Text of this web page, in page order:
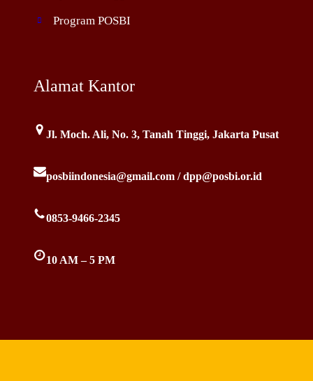
Program POSBI
Alamat Kantor
Jl. Moch. Ali, No. 3, Tanah Tinggi, Jakarta Pusat
posbiindonesia@gmail.com / dpp@posbi.or.id
0853-9466-2345
10 AM – 5 PM